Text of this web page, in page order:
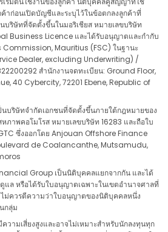
าก่อนเปิดบัญชีและระบุไว้ในข้อตกลงลูกค้าที่
บริษัทที่จัดตั้งขึ้นในมอริเชียส หมายเลขบริษัท
Business Licence และได้รับอนุญาตและกำกับ
Mauritius (FSC) ในฐานะ
Dealer, excluding Underwriting) /
สำนักงานจดทะเบียน: Ground Floor,
40 Cybercity, 72201 Ebene, Republic of
บริษัทจำกัดเอกชนที่จัดตั้งขึ้นภายใต้กฎหมายของ
หภาพคอโมโรส หมายเลขบริษัท 16283 และถือใบ
ซึ่งออกโดย Anjouan Offshore Finance
de Coalancanthe, Mutsamudu,
Group เป็นนิติบุคคลแยกจากกัน และได้
ล หรือได้รับใบอนุญาตเฉพาะในเขตอำนาจศาลที่
ม่ควรตีความว่าใบอนุญาตของนิติบุคคลหนึ่ง
กลุ่ม
ามเสี่ยงสูงและอาจไม่เหมาะสำหรับนักลงทุนทุก